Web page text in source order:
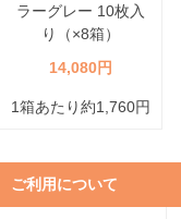
ラーグレー 10枚入
り（×8箱）
14,080円
1箱あたり約1,760円
ご利用について